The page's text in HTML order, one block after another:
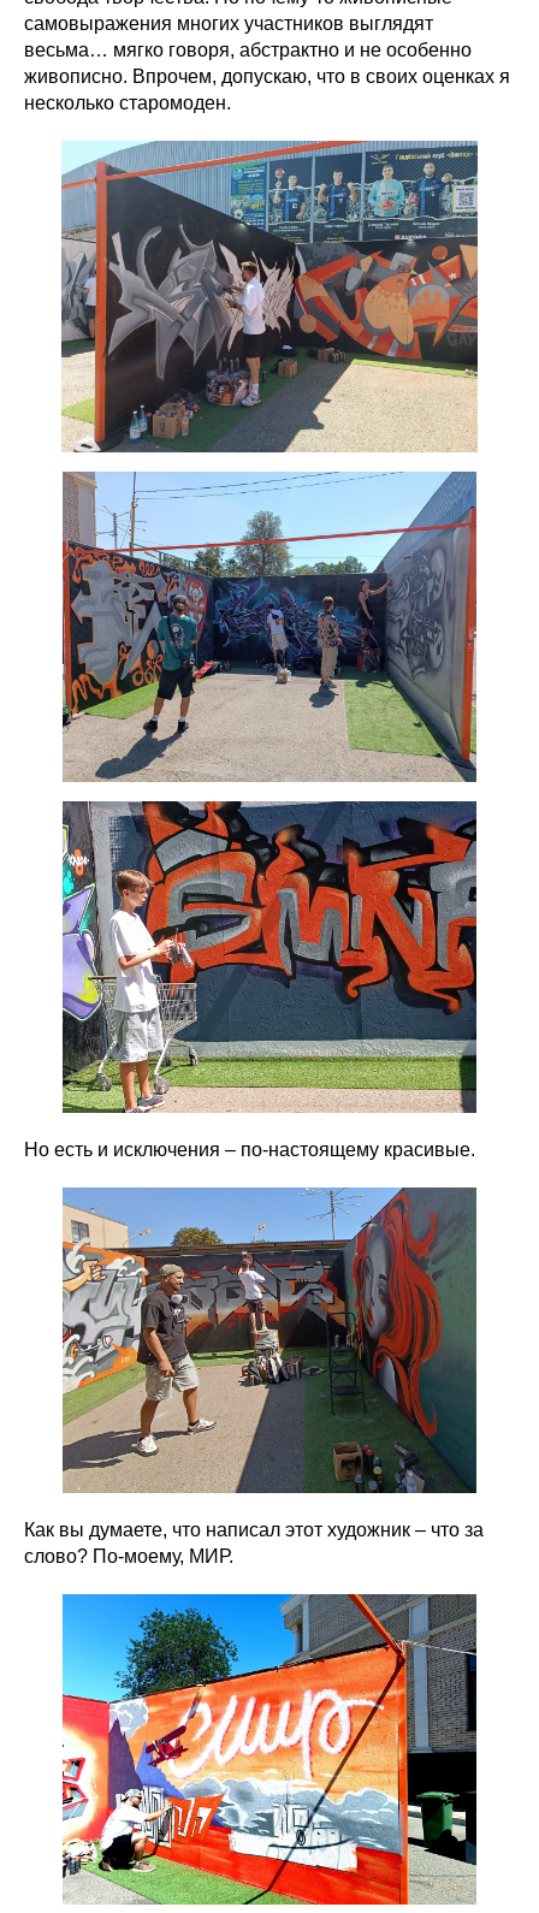
самовыражения многих участников выглядят
весьма… мягко говоря, абстрактно и не особенно
живописно. Впрочем, допускаю, что в своих оценках я
несколько старомоден.
Но есть и исключения – по-настоящему красивые.
Как вы думаете, что написал этот художник – что за
слово? По-моему, МИР.